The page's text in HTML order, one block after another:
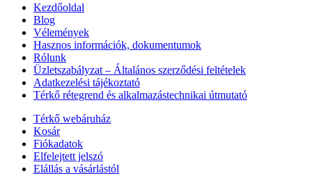
Kezdőoldal
Blog
Vélemények
Hasznos információk, dokumentumok
Rólunk
Üzletszabályzat – Általános szerződési feltételek
Adatkezelési tájékoztató
Térkő rétegrend és alkalmazástechnikai útmutató
Térkő webáruház
Kosár
Fiókadatok
Elfelejtett jelszó
Elállás a vásárlástól